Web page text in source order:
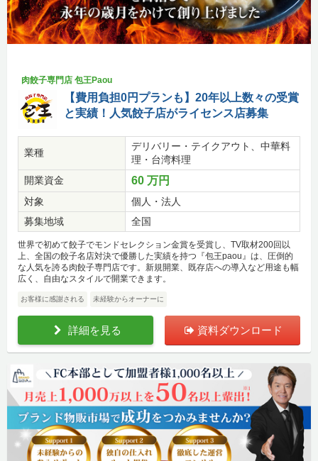
肉餃子専門店 包王Paou
【費用負担0円プランも】20年以上数々の受賞
と実績！人気餃子店がライセンス店募集
業種
デリバリー・テイクアウト、中華料
理・台湾料理
開業資金
60 万円
対象
個人・法人
募集地域
全国
世界で初めて餃子でモンドセレクション金賞を受賞し、TV取材200回以
上、全国の餃子名店対決で優勝した実績を持つ『包王paou』は、圧倒的
な人気を誇る肉餃子専門店です。新規開業、既存店への導入など用途も幅
広く、自由なスタイルで開業できます。
お客様に感謝される 未経験からオーナーに
詳細を見る 資料ダウンロード